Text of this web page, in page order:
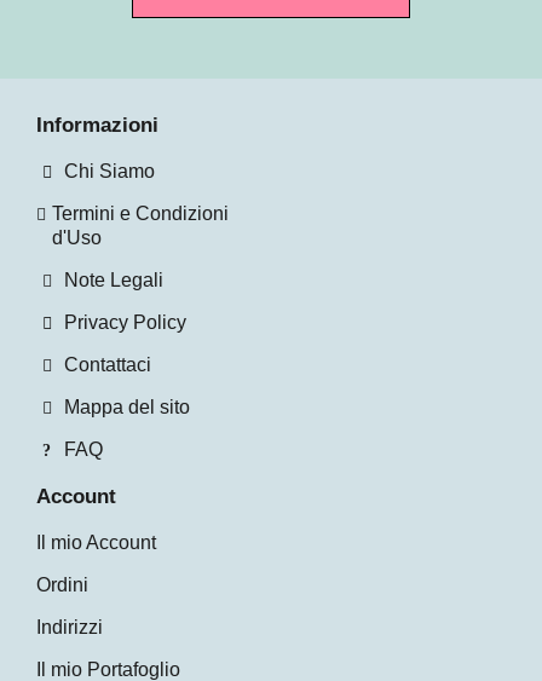
Informazioni
Chi Siamo
Termini e Condizioni
d'Uso
Note Legali
Privacy Policy
Contattaci
Mappa del sito
FAQ
Account
Il mio Account
Ordini
Indirizzi
Il mio Portafoglio